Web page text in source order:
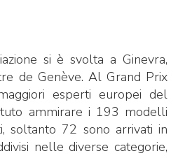
si è svolta a Ginevra,
de Genève. Al Grand Prix
esperti europei del
ammirare i 193 modelli
soltanto 72 sono arrivati in
nelle diverse categorie,